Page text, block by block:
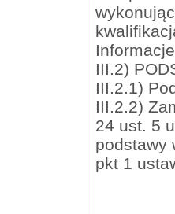
III.2)
III.2.1)
III.2.2)
24 ust. 5
podstawy
pkt 1